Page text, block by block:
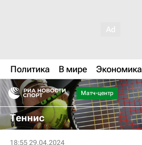
Политика В мире Экономика
Матч-центр
Теннис
18:55 29.04.2024